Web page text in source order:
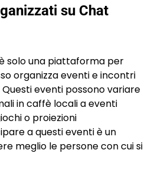
su Chat
solo una piattaforma per
organizza eventi e incontri
eventi possono variare
in caffè locali a eventi
o proiezioni
a questi eventi è un
meglio le persone con cui si